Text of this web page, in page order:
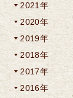
2021年
2020年
2019年
2018年
2017年
2016年